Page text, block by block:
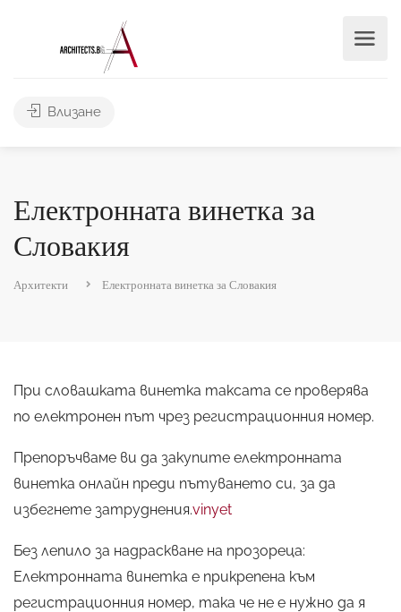
Влизане
Електронната винетка за
Словакия
Архитекти Електронната винетка за Словакия
При словашката винетка таксата се проверява
по електронен път чрез регистрационния номер.
Препоръчваме ви да закупите електронната
винетка онлайн преди пътуването си, за да
избегнете затруднения.vinyet
Без лепило за надраскване на прозореца:
Електронната винетка е прикрепена към
регистрационния номер, така че не е нужно да я